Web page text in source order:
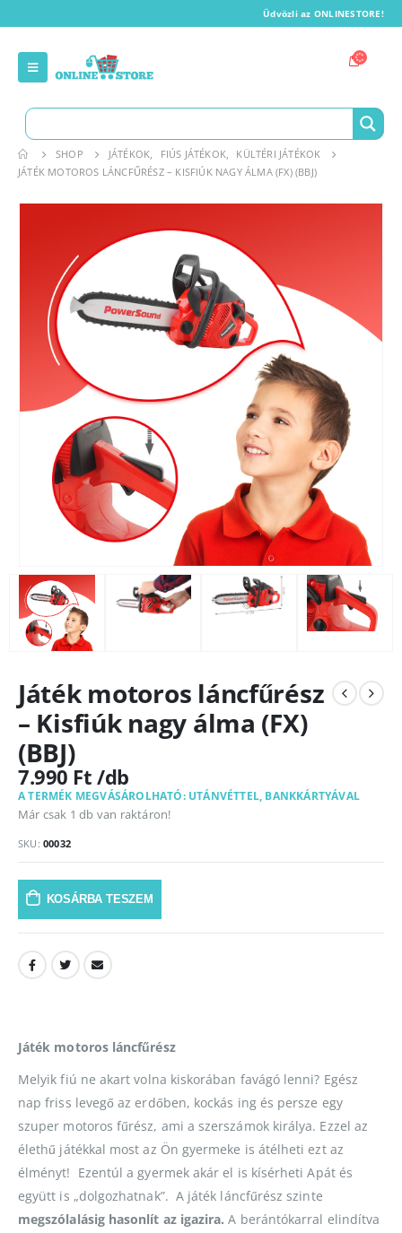
Üdvözli az ONLINESTORE!
SHOP JÁTÉKOK, FIÚS JÁTÉKOK,
KÜLTÉRI JÁTÉKOK
JÁTÉK MOTOROS LÁNCFŰRÉSZ – KISFIÚK NAGY ÁLMA (FX) (BBJ)
Játék motoros láncfűrész
– Kisfiúk nagy álma (FX)
(BBJ)
7.990 Ft
A TERMÉK MEGVÁSÁROLHATÓ: UTÁNVÉTTEL, BANKKÁRTYÁVAL
Már csak 1 db van raktáron!
SKU: 00032
KOSÁRBA TESZEM
Játék motoros láncfűrész
Melyik fiú ne akart volna kiskorában favágó lenni? Egész
nap friss levegő az erdőben, kockás ing és persze egy
szuper motoros fűrész, ami a szerszámok királya. Ezzel az
élethű játékkal most az Ön gyermeke is átélheti ezt az
élményt! Ezentúl a gyermek akár el is kísérheti Apát és
együtt is „dolgozhatnak”. A játék láncfűrész szinte
megszólalásig hasonlít az igazira. A berántókarral elindítva